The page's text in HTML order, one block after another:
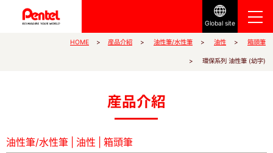
Global site
HOME 産品介紹 油性筆/水性筆 油性 箱頭筆
環保系列 油性筆 (幼字)
産品介紹
油性筆/水性筆 油性 箱頭筆